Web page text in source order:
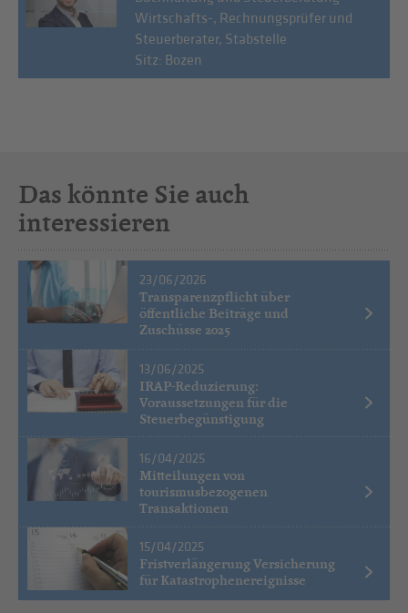
Wirtschafts-, Rechnungsprüfer und
Steuerberater, Stabstelle
Sitz: Bozen
Das könnte Sie auch
interessieren
23/06/2026
Transparenzpflicht über
öffentliche Beiträge und
Zuschüsse 2025
13/06/2025
IRAP-Reduzierung:
Voraussetzungen für die
Steuerbegünstigung
16/04/2025
Mitteilungen von
tourismusbezogenen
Transaktionen
15/04/2025
Fristverlängerung Versicherung
für Katastrophenereignisse